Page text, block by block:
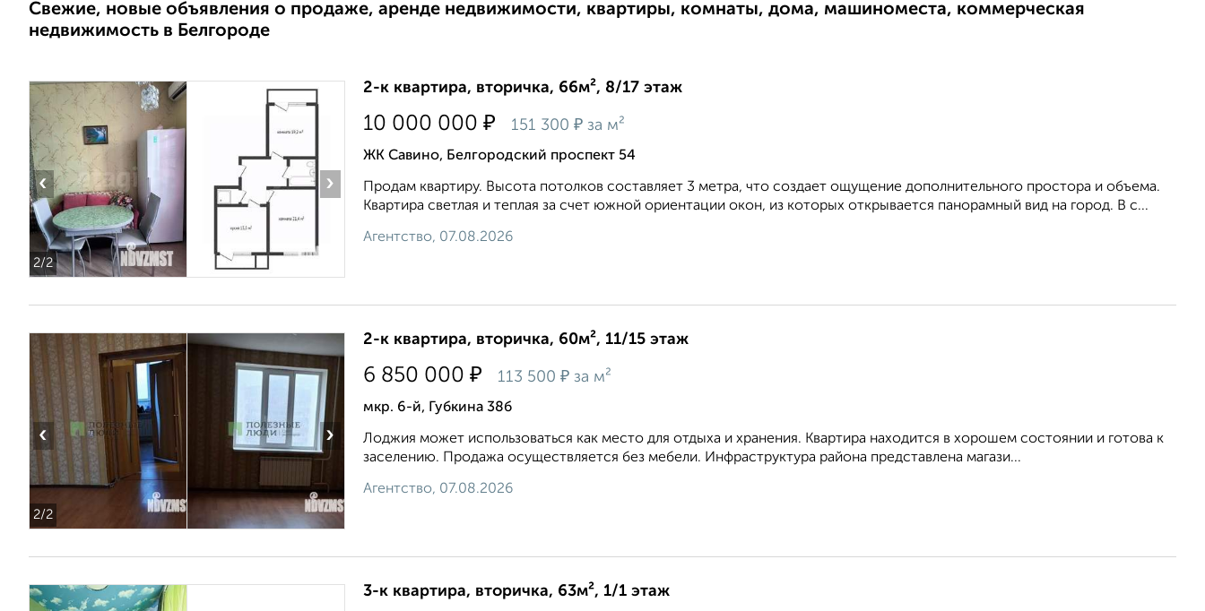
Свежие, новые объявления о продаже, аренде недвижимости, квартиры, комнаты, дома, машиноместа, коммерческая
недвижимость в Белгороде
2/2
‹ ›
2-к квартира, вторичка, 66м², 8/17 этаж
10 000 000 ₽ 151 300 ₽ за м²
ЖК Савино, Белгородский проспект 54
Продам квартиру. Высота потолков составляет 3 метра, что создает ощущение дополнительного простора и объема.
Квартира светлая и теплая за счет южной ориентации окон, из которых открывается панорамный вид на город. В с...
Агентство, 07.08.2026
2/2
‹ ›
2-к квартира, вторичка, 60м², 11/15 этаж
6 850 000 ₽ 113 500 ₽ за м²
мкр. 6-й, Губкина 38б
Лоджия может использоваться как место для отдыха и хранения. Квартира находится в хорошем состоянии и готова к
заселению. Продажа осуществляется без мебели. Инфраструктура района представлена магази...
Агентство, 07.08.2026
3-к квартира, вторичка, 63м², 1/1 этаж